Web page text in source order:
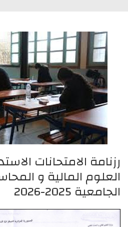
رزنامة الامتحانات
العلوم المالية و
الجامعية 2025-2026